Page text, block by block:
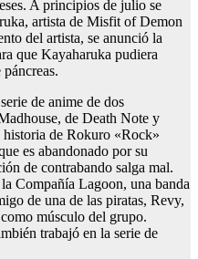
A principios de julio se
artista de Misfit of Demon
del artista, se anunció la
que Kayaharuka pudiera
de anime de dos
de Death Note y
de Rokuro «Rock»
es abandonado por su
de contrabando salga mal.
Compañía Lagoon, una banda
de una de las piratas, Revy,
músculo del grupo.
trabajó en la serie de